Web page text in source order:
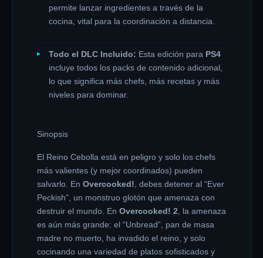
permite lanzar ingredientes a través de la
cocina, vital para la coordinación a distancia.
Todo el DLC Incluido: Esta edición para PS4
incluye todos los packs de contenido adicional,
lo que significa más chefs, más recetas y más
niveles para dominar.
Sinopsis
El Reino Cebolla está en peligro y solo los chefs
más valientes (y mejor coordinados) pueden
salvarlo. En Overcooked!, debes detener al “Ever
Peckish”, un monstruo glotón que amenaza con
destruir el mundo. En Overcooked! 2, la amenaza
es aún más grande: el “Unbread”, pan de masa
madre no muerto, ha invadido el reino, y solo
cocinando una variedad de platos sofisticados y